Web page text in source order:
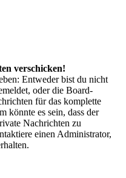
verschicken!
Entweder bist du nicht
oder die Board-
für das komplette
könnte es sein, dass der
Nachrichten zu
einen Administrator,